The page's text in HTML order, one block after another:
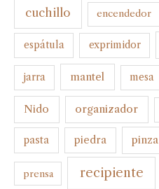
cuchillo encendedor
espátula exprimidor
jarra mantel mesa
Nido organizador
pasta piedra pinza
prensa recipiente